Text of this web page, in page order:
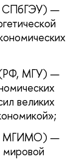
СПбГЭУ) —
(РФ, МГУ) —
великих
МГИМО) —
мировой